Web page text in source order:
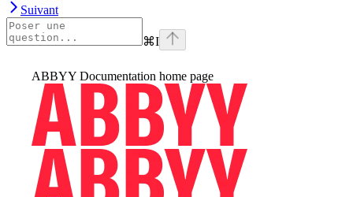
Suivant
⌘I
ABBYY Documentation home page